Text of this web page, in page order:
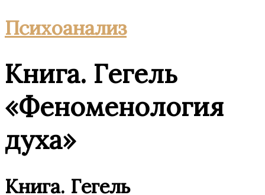
Психоанализ
Книга. Гегель
«Феноменология
духа»
Книга. Гегель